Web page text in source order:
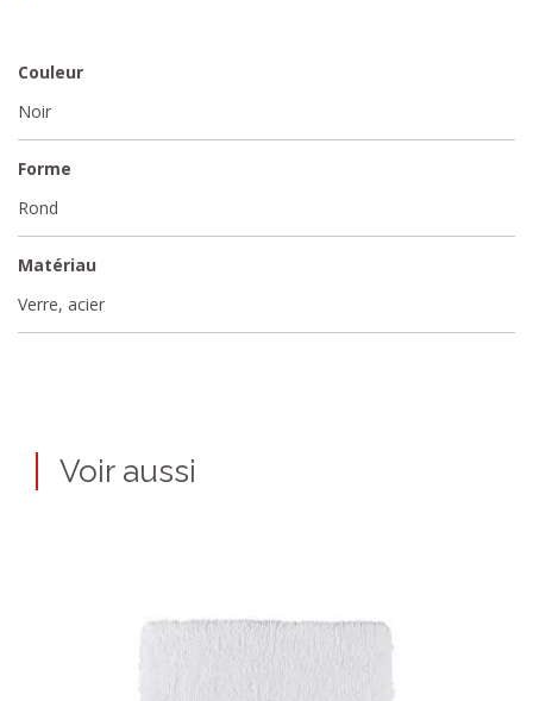
Couleur
Noir
Forme
Rond
Matériau
Verre, acier
Voir aussi